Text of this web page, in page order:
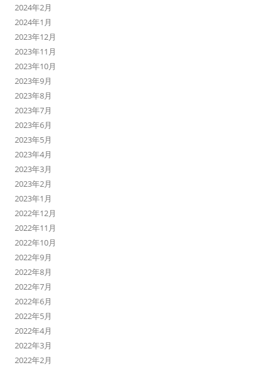
2024年2月
2024年1月
2023年12月
2023年11月
2023年10月
2023年9月
2023年8月
2023年7月
2023年6月
2023年5月
2023年4月
2023年3月
2023年2月
2023年1月
2022年12月
2022年11月
2022年10月
2022年9月
2022年8月
2022年7月
2022年6月
2022年5月
2022年4月
2022年3月
2022年2月